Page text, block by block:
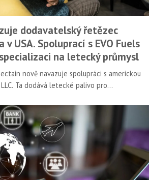
dodavatelský řetězec
USA. Spoluprací s EVO Fuels
na letecký průmysl
nově navazuje spolupráci s americkou
Ta dodává letecké palivo pro
vojenských letadel provozovaných po
za oceánem nasadila své řešení
dokumentů a pomůže tak s
odvětví.